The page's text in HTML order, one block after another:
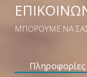
ΜΠΟΡΟΥΜΕ ΝΑ
Πληροφορίες